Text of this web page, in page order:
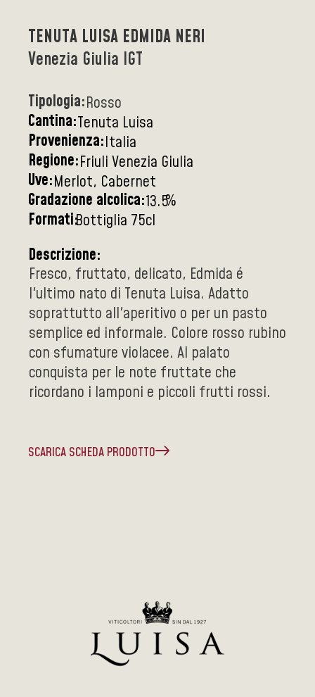
TENUTA LUISA EDMIDA NERI
Venezia Giulia IGT
Tipologia:Rosso
Cantina:Tenuta Luisa
Provenienza:Italia
Regione:Friuli Venezia Giulia
Uve:Merlot, Cabernet
Gradazione alcolica:13.5%
Formati:Bottiglia 75cl
Descrizione:
Fresco, fruttato, delicato, Edmida é
l'ultimo nato di Tenuta Luisa. Adatto
soprattutto all'aperitivo o per un pasto
semplice ed informale. Colore rosso rubino
con sfumature violacee. Al palato
conquista per le note fruttate che
ricordano i lamponi e piccoli frutti rossi.
SCARICA SCHEDA PRODOTTO